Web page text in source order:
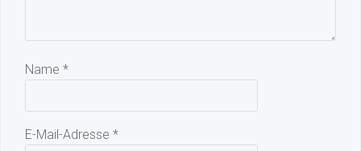
Name *
E-Mail-Adresse *